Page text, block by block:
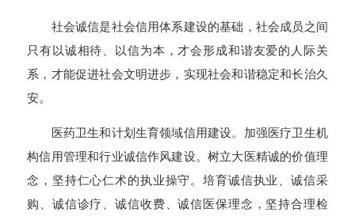
社会诚信是社会信用体系建设的基础，社会成员之间
只有以诚相待、以信为本，才会形成和谐友爱的人际关
系，才能促进社会文明进步，实现社会和谐稳定和长治久
安。
医药卫生和计划生育领域信用建设。加强医疗卫生机
构信用管理和行业诚信作风建设。树立大医精诚的价值理
念，坚持仁心仁术的执业操守。培育诚信执业、诚信采
购、诚信诊疗、诚信收费、诚信医保理念，坚持合理检